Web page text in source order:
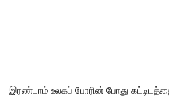
இரண்டாம் உலகப் போரின் போது